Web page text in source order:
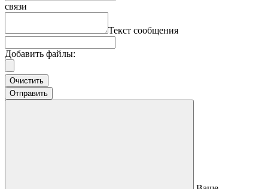
связи
Текст сообщения
Добавить файлы:
Очистить
Отправить